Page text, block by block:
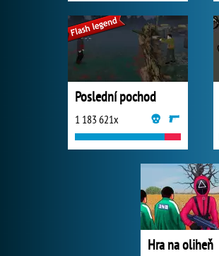
Poslední pochod
1 183 621x
Hra na oliheň